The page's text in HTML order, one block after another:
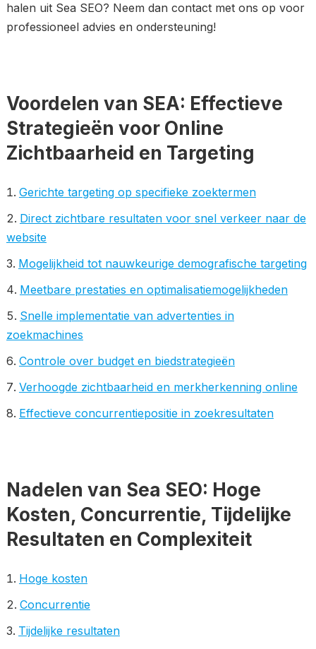
halen uit Sea SEO? Neem dan contact met ons op voor
professioneel advies en ondersteuning!
Voordelen van SEA: Effectieve
Strategieën voor Online
Zichtbaarheid en Targeting
Gerichte targeting op specifieke zoektermen
Direct zichtbare resultaten voor snel verkeer naar de
website
Mogelijkheid tot nauwkeurige demografische targeting
Meetbare prestaties en optimalisatiemogelijkheden
Snelle implementatie van advertenties in
zoekmachines
Controle over budget en biedstrategieën
Verhoogde zichtbaarheid en merkherkenning online
Effectieve concurrentiepositie in zoekresultaten
Nadelen van Sea SEO: Hoge
Kosten, Concurrentie, Tijdelijke
Resultaten en Complexiteit
Hoge kosten
Concurrentie
Tijdelijke resultaten